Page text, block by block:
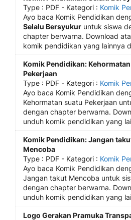
Type : PDF - Kategori : Komik
Ayo baca Komik Pendidikan
Selalu Bersyukur untuk siswa
chapter berwarna. Download
komik pendidikan yang lainnya
Komik Pendidikan:
Pekerjaan
Type : PDF - Kategori : Komik
Ayo baca Komik Pendidikan
Kehormatan suatu Pekerjaan
dengan chapter berwarna.
unduh komik pendidikan yang
Komik Pendidikan: Jangan
Mencoba
Type : PDF - Kategori : Komik
Ayo baca Komik Pendidikan
Jangan takut Mencoba untuk
dengan chapter berwarna.
unduh komik pendidikan yang
Logo Gerakan Pramuka